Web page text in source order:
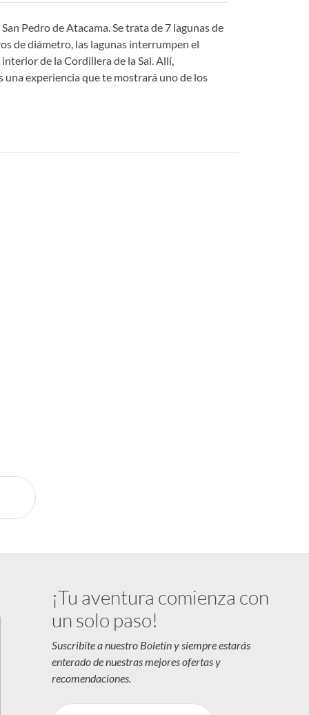
Pedro de Atacama. Se trata de 7 lagunas de
de diámetro, las lagunas interrumpen el
de la Cordillera de la Sal. Allí,
una experiencia que te mostrará uno de los
¡Tu aventura comienza con
un solo paso!
Suscribíte a nuestro Boletín y siempre estarás
enterado de nuestras mejores ofertas y
recomendaciones.